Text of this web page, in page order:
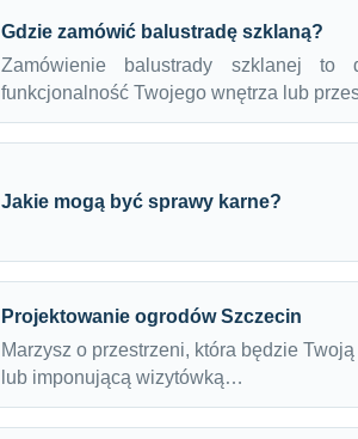
Gdzie zamówić balustradę szklaną?
Zamówienie balustrady szklanej
funkcjonalność Twojego wnętrza lub
Jakie mogą być sprawy karne?
Projektowanie ogrodów Szczecin
Marzysz o przestrzeni, która będzie
lub imponującą wizytówką…